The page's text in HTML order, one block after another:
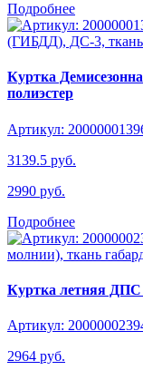
Подробнее
Куртка
полиэстер
Артикул:
3139.5 руб.
2990 руб.
Подробнее
Куртка летняя ДПС
Артикул:
2964 руб.